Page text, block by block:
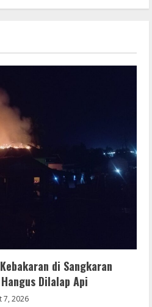
di Sangkaran
Dilalap Api
7, 2026